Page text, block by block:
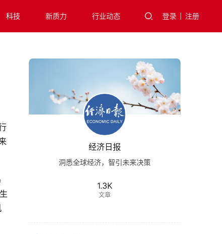
科技 新质力 行业动态 登录 注册
经济日报
洞悉全球经济，智引未来决策
1.3K
文章